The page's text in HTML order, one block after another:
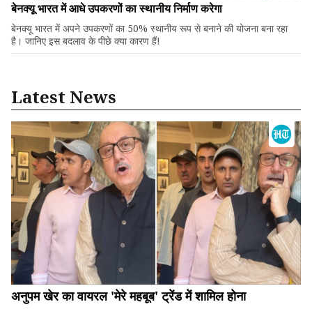
बेनक्यू भारत में आधे उपकरणों का स्थानीय निर्माण करेगा
बेनक्यू भारत में अपने उपकरणों का 50% स्थानीय रूप से बनाने की योजना बना रहा
है। जानिए इस बदलाव के पीछे क्या कारण हैं!
Latest News
अनुपम खेर का वायरल 'मेरे महबूब' ट्रेंड में शामिल होना